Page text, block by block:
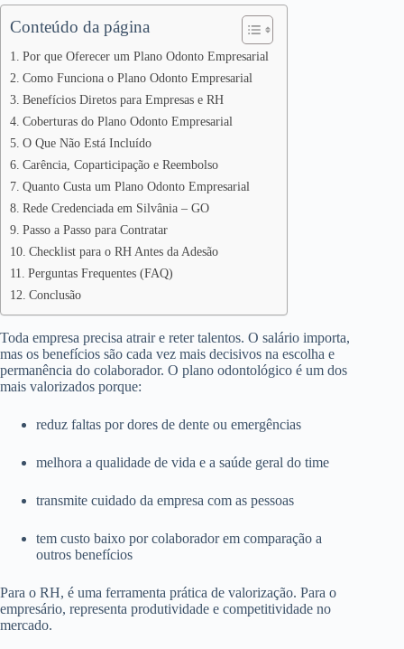
Conteúdo da página
Por que Oferecer um Plano Odonto Empresarial
Como Funciona o Plano Odonto Empresarial
Benefícios Diretos para Empresas e RH
Coberturas do Plano Odonto Empresarial
O Que Não Está Incluído
Carência, Coparticipação e Reembolso
Quanto Custa um Plano Odonto Empresarial
Rede Credenciada em Silvânia – GO
Passo a Passo para Contratar
Checklist para o RH Antes da Adesão
Perguntas Frequentes (FAQ)
Conclusão
Toda empresa precisa atrair e reter talentos. O salário importa,
mas os benefícios são cada vez mais decisivos na escolha e
permanência do colaborador. O plano odontológico é um dos
mais valorizados porque:
reduz faltas por dores de dente ou emergências
melhora a qualidade de vida e a saúde geral do time
transmite cuidado da empresa com as pessoas
tem custo baixo por colaborador em comparação a
outros benefícios
Para o RH, é uma ferramenta prática de valorização. Para o
empresário, representa produtividade e competitividade no
mercado.